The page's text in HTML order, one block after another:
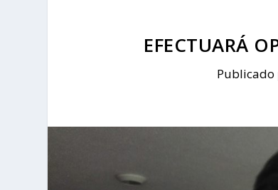
EFECTUARÁ
Publicado